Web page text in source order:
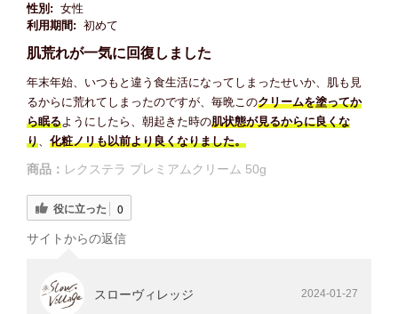
性別: 女性
利用期間: 初めて
肌荒れが一気に回復しました
年末年始、いつもと違う食生活になってしまったせいか、肌も見
るからに荒れてしまったのですが、毎晩このクリームを塗ってか
ら眠るようにしたら、朝起きた時の肌状態が見るからに良くな
り、 化粧ノリも以前より良くなりました。
商品： レクステラ プレミアムクリーム 50g
役に立った 0
サイトからの返信
スローヴィレッジ 2024-01-27